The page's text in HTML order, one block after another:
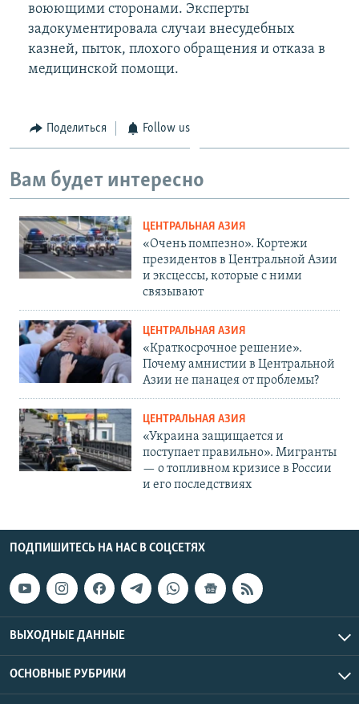
воюющими сторонами. Эксперты
задокументировала случаи внесудебных
казней, пыток, плохого обращения и отказа в
медицинской помощи.
Поделиться Follow us
Вам будет интересно
ЦЕНТРАЛЬНАЯ АЗИЯ
«Очень помпезно». Кортежи
президентов в Центральной Азии
и эксцессы, которые с ними
связывают
ЦЕНТРАЛЬНАЯ АЗИЯ
«Краткосрочное решение».
Почему амнистии в Центральной
Азии не панацея от проблемы?
ЦЕНТРАЛЬНАЯ АЗИЯ
«Украина защищается и
поступает правильно». Мигранты
— о топливном кризисе в России
и его последствиях
ПОДПИШИТЕСЬ НА НАС В СОЦСЕТЯХ
ВЫХОДНЫЕ ДАННЫЕ
ОСНОВНЫЕ РУБРИКИ